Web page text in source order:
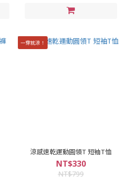
一穿就涼！
涼感速乾運動圓領T 短袖T恤
NT$330
NT$799